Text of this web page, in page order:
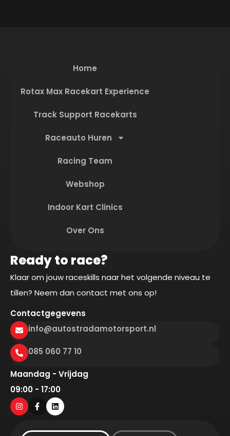
Home
Rotax Max Racekart Experience
Track Support Racekarts
Raceauto Huren
Racing Team
Webshop
Indoor Kart Clinics
Over Ons
Ready to race?
Klaar om jouw raceskills naar het volgende niveau te
tillen? Neem dan contact met ons op!
Contactgegevens
info@autostradamotorsport.nl
085 060 77 10
Maandag - Vrijdag
09:00 - 17:00